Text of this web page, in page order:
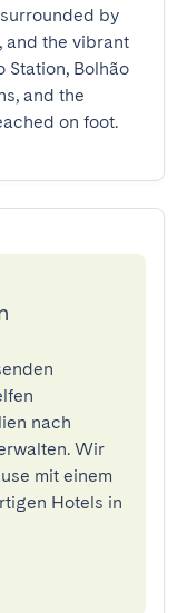
by
and the vibrant
Station, Bolhão
and the
on foot.
nach
Wir
mit einem
Hotels in